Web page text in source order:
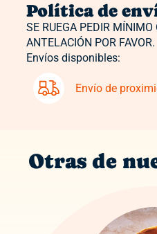
Política de
SE RUEGA PEDIR MÍNIMO
ANTELACIÓN POR FAVOR.
Envíos disponibles:
Envío de
Otras de